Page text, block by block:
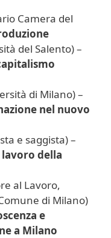
Camera del
del Salento) –
di Milano) –
nel nuovo
e saggista) –
lavoro della
al Lavoro,
di Milano)
e
a Milano